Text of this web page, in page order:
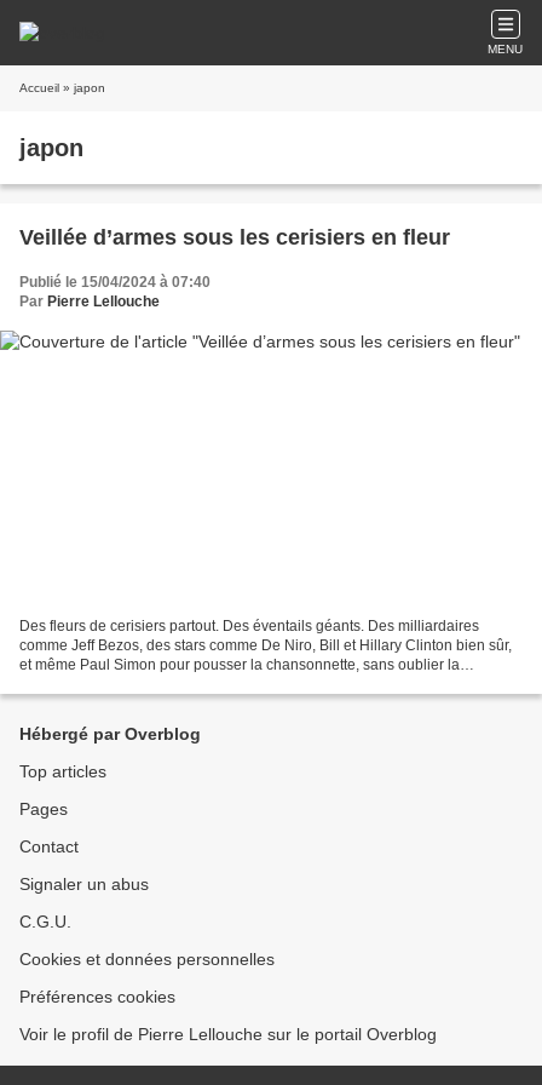
MENU
Accueil » japon
japon
Veillée d’armes sous les cerisiers en fleur
Publié le 15/04/2024 à 07:40
Par Pierre Lellouche
Des fleurs de cerisiers partout. Des éventails géants. Des milliardaires
comme Jeff Bezos, des stars comme De Niro, Bill et Hillary Clinton bien sûr,
et même Paul Simon pour pousser la chansonnette, sans oublier la
Hébergé par Overblog
Top articles
Pages
Contact
Signaler un abus
C.G.U.
Cookies et données personnelles
Préférences cookies
Voir le profil de Pierre Lellouche sur le portail Overblog